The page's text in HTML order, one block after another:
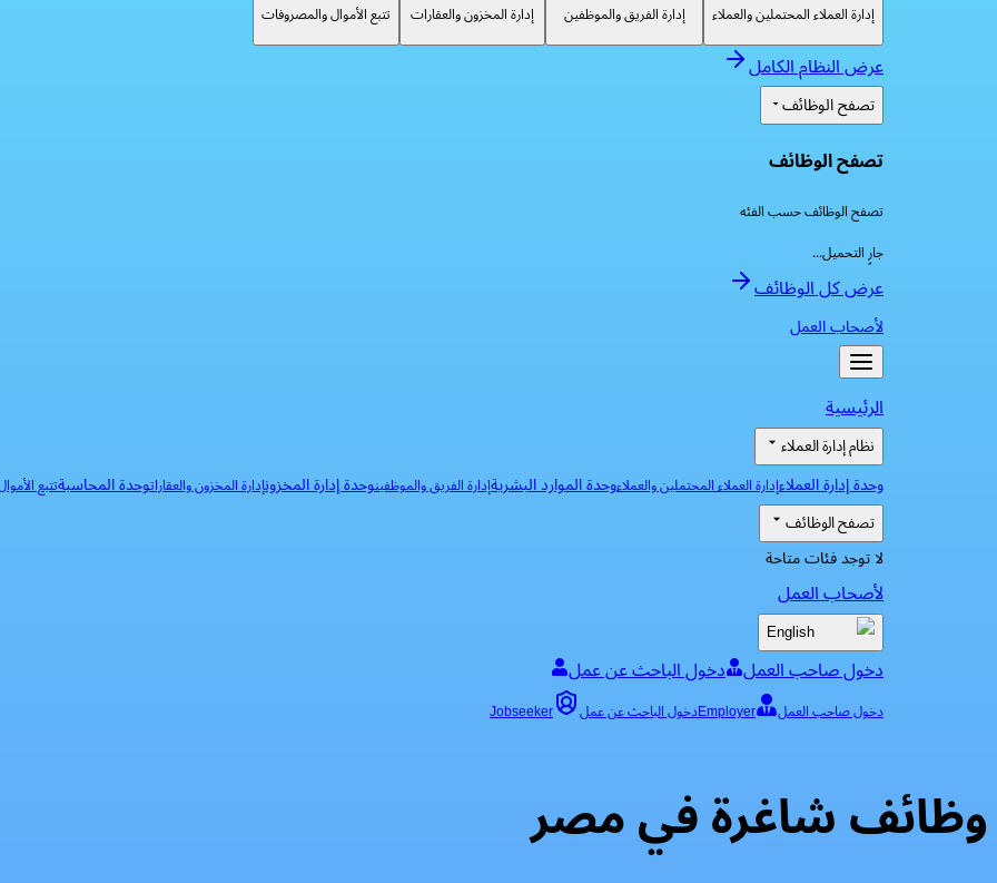
إدارة العملاء المحتملين والعملاء إدارة الفريق والموظفين إدارة المخزون والعقارات تتبع الأموال والمصروفات
عرض النظام الكامل
تصفح الوظائف
تصفح الوظائف
تصفح الوظائف حسب الفئه
جارٍ التحميل...
عرض كل الوظائف
لأصحاب العمل
الرئيسية
نظام إدارة العملاء
وحدة إدارة العملاءإدارة العملاء المحتملين والعملاءوحدة الموارد البشريةإدارة الفريق والموظفينوحدة إدارة المخزونإدارة المخزون والعقاراتوحدة المحاسبةتتبع
تصفح الوظائف
لا توجد فئات متاحة
لأصحاب العمل
English
دخول صاحب العمل دخول الباحث عن عمل
دخول صاحب العمل Employerدخول الباحث عن عمل Jobseeker
وظائف شاغرة في مصر